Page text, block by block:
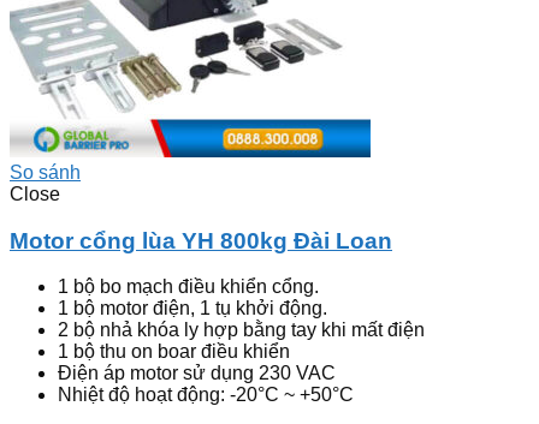
So sánh
Close
Motor cổng lùa YH 800kg Đài Loan
1 bộ bo mạch điều khiển cổng.
1 bộ motor điện, 1 tụ khởi động.
2 bộ nhả khóa ly hợp bằng tay khi mất điện
1 bộ thu on boar điều khiển
Điện áp motor sử dụng 230 VAC
Nhiệt độ hoạt động: -20°C ~ +50°C